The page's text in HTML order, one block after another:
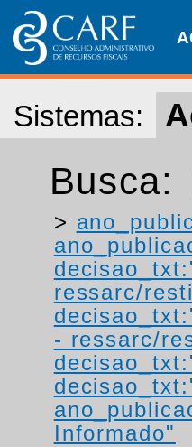
Sistemas:
Busca:
>
ressarc/
- ressarc/
Informado"